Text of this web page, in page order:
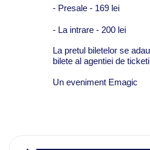
- Presale - 169 lei
- La intrare - 200 lei
La pretul biletelor se
bilete al agentiei de
Un eveniment Emagic